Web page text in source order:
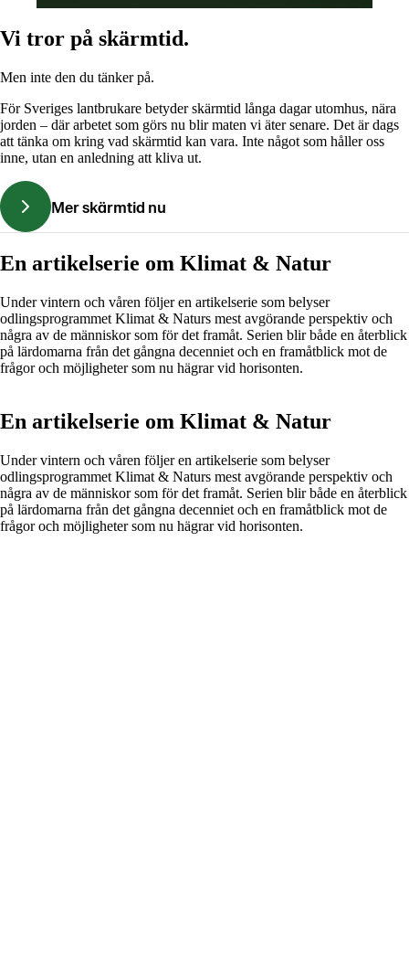
Vi tror på skärmtid.
Men inte den du tänker på.
För Sveriges lantbrukare betyder skärmtid långa dagar utomhus, nära
jorden – därarbetet som görs nu blir maten vi äter senare. Det ärdags
att tänka om kring vad skärmtid kan vara. Inte något som håller oss
inne, utan en anledning att kliva ut.
Mer skärmtid nu
En artikelserie om Klimat & Natur
Under vintern och våren följer en artikelserie som belyser
odlingsprogrammet Klimat & Naturs mest avgörande perspektiv och
några av de människor som för det framåt. Serien blir både en återblick
på lärdomarna från det gångna decenniet och en framåtblick mot de
frågor och möjligheter som nu hägrar vid horisonten.
En artikelserie om Klimat & Natur
Under vintern och våren följer en artikelserie som belyser
odlingsprogrammet Klimat & Naturs mest avgörande perspektiv och
några av de människor som för det framåt. Serien blir både en återblick
på lärdomarna från det gångna decenniet och en framåtblick mot de
frågor och möjligheter som nu hägrar vid horisonten.